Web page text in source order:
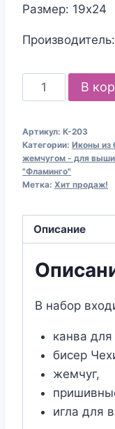
Размер: 19х24
Количество
товара
для
вышивания
бисером
Икона
Господь
(19х24)
В
Артикул: К-203
Категории: Иконы из
жемчугом - для
"Фламинго"
Метка: Хит продаж!
Описание
В набор
канва
бисер
жемчуг,
игла для